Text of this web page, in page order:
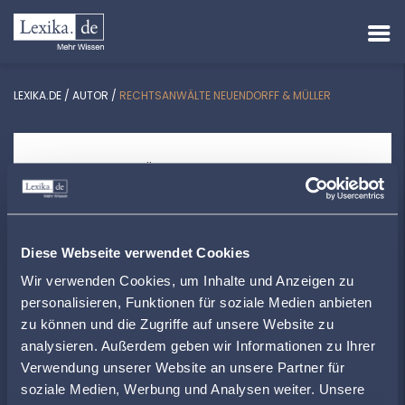
Diese Webseite verwendet Cookies
Wir verwenden Cookies, um Inhalte und Anzeigen zu
personalisieren, Funktionen für soziale Medien anbieten
zu können und die Zugriffe auf unsere Website zu
analysieren. Außerdem geben wir Informationen zu Ihrer
Verwendung unserer Website an unsere Partner für
soziale Medien, Werbung und Analysen weiter. Unsere
LEXIKA.DE / AUTOR / RECHTSANWÄLTE NEUENDORFF & MÜLLER
RECHTSANWÄLTE NEUENDORFF &
MÜLLER
ra-neuendorff@t-online.de
+493691214526
www.kanzlei-schmales-haus.de